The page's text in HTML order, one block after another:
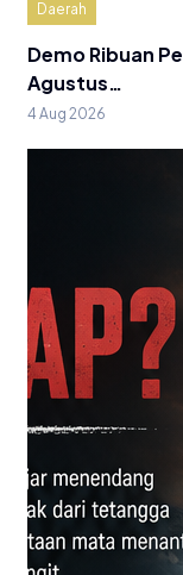
Daerah
Demo Ribuan
Agustus…
4 Aug 2026